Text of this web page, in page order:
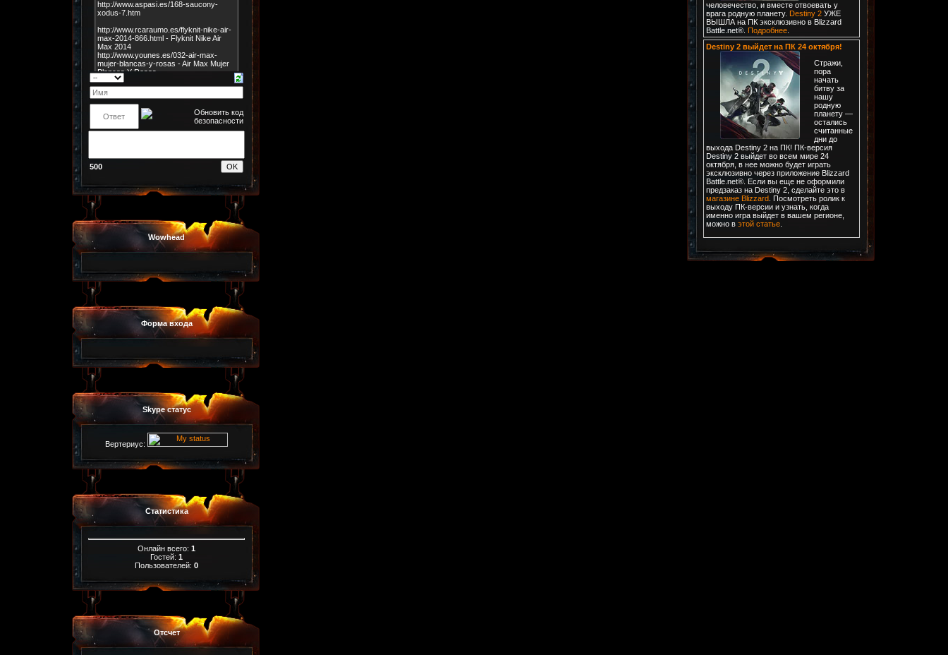
500
Wowhead
Форма входа
Skype статус
Вертериус:
Статистика
Онлайн всего: 1
Гостей: 1
Пользователей: 0
Отсчет
человечество, и вместе отвоевать у
врага родную планету. Destiny 2УЖЕ
ВЫШЛА на ПК эксклюзивно в Blizzard
Battle.net®. Подробнее.
Destiny 2 выйдет на ПК 24 октября!
Стражи,
пора
начать
битву за
нашу
родную
планету —
остались
считанные
дни до
выхода Destiny 2 на ПК! ПК-версия
Destiny 2 выйдет во всем мире 24
октября, в нее можно будет играть
эксклюзивно через приложение Blizzard
Battle.net®. Если вы еще не оформили
предзаказ на Destiny 2, сделайте это в
магазине Blizzard. Посмотреть ролик к
выходу ПК-версии и узнать, когда
именно игра выйдет в вашем регионе,
можно в этой статье.